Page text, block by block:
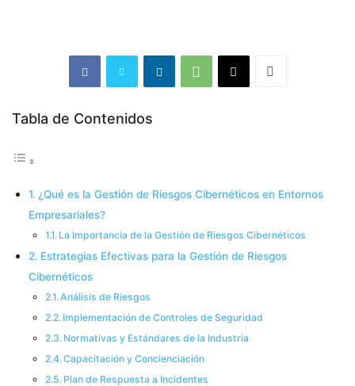
Tabla de Contenidos
¿Qué es la Gestión de Riesgos Cibernéticos en Entornos
Empresariales?
La Importancia de la Gestión de Riesgos Cibernéticos
Estrategias Efectivas para la Gestión de Riesgos
Cibernéticos
Análisis de Riesgos
Implementación de Controles de Seguridad
Normativas y Estándares de la Industria
Capacitación y Concienciación
Plan de Respuesta a Incidentes